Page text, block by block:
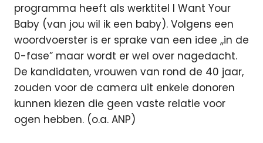
programma heeft als werktitel I Want Your
Baby (van jou wil ik een baby). Volgens een
woordvoerster is er sprake van een idee ,,in de
0-fase” maar wordt er wel over nagedacht.
De kandidaten, vrouwen van rond de 40 jaar,
zouden voor de camera uit enkele donoren
kunnen kiezen die geen vaste relatie voor
ogen hebben. (o.a. ANP)